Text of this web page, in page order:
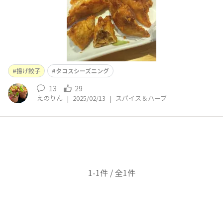
揚げ餃子 タコスシーズニング
13 29
えのりん | 2025/02/13 | スパイス＆ハーブ
1-1件 / 全1件